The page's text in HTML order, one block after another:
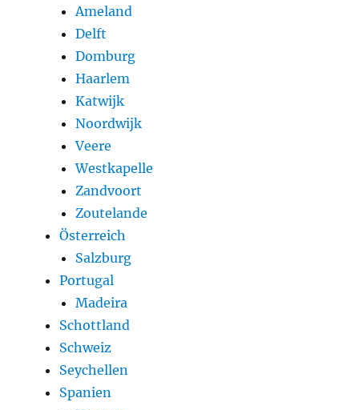
Ameland
Delft
Domburg
Haarlem
Katwijk
Noordwijk
Veere
Westkapelle
Zandvoort
Zoutelande
Österreich
Salzburg
Portugal
Madeira
Schottland
Schweiz
Seychellen
Spanien